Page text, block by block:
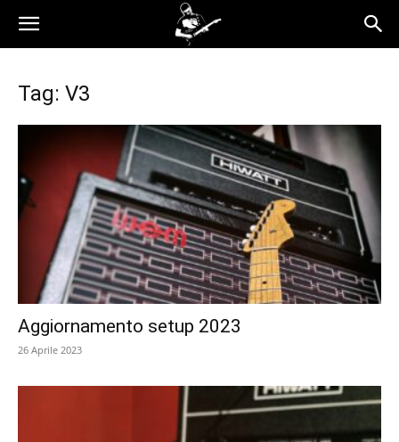
Tag: V3
Aggiornamento setup 2023
26 Aprile 2023